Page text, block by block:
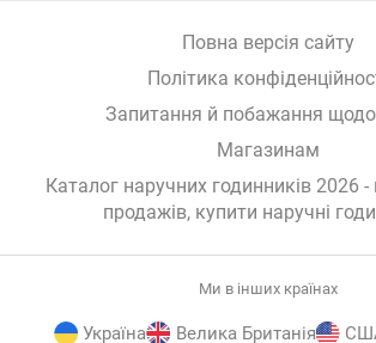
Повна версія сайту
Політика
Запитання й побажання
Магазинам
Каталог наручних годинників 2026 -
продажів, купити наручні
Ми в інших країнах
Україна Велика Британія